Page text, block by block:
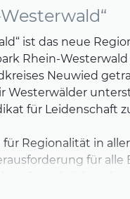
ist das neue
Rhein-
Neuwied
Westerwälder
für Leidenschaft
Regionalität in
für alle
Großeltern noch